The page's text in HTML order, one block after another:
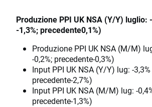
Produzione PPI UK NSA (Y/Y) luglio:
-1,3%; precedente0,1%)
Produzione PPI UK NSA (M/M)
-0,2%; precedente-0,3%)
Input PPI UK NSA (Y/Y) lug: -
precedente-2,7%)
Input PPI UK NSA (M/M) lug: -
precedente-1,3%)